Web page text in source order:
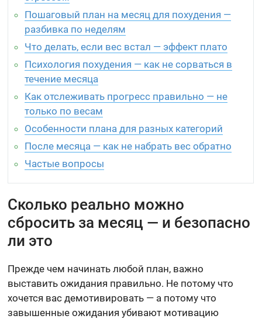
Пошаговый план на месяц для похудения —
разбивка по неделям
Что делать, если вес встал — эффект плато
Психология похудения — как не сорваться в
течение месяца
Как отслеживать прогресс правильно — не
только по весам
Особенности плана для разных категорий
После месяца — как не набрать вес обратно
Частые вопросы
Сколько реально можно
сбросить за месяц — и безопасно
ли это
Прежде чем начинать любой план, важно
выставить ожидания правильно. Не потому что
хочется вас демотивировать — а потому что
завышенные ожидания убивают мотивацию